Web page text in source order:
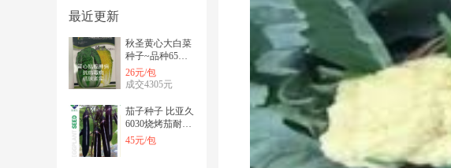
最近更新
秋圣黄心大白菜
种子~品种65天
采收抗病毒病霜
霉病保正正品
26元/包
成交4305元
茄子种子 比亚久
6030烧烤茄耐逆
性强顺直早熟商
45元/包